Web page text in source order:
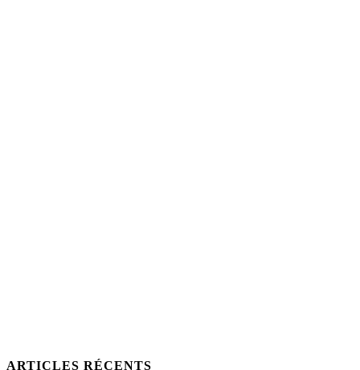
ARTICLES RÉCENTS